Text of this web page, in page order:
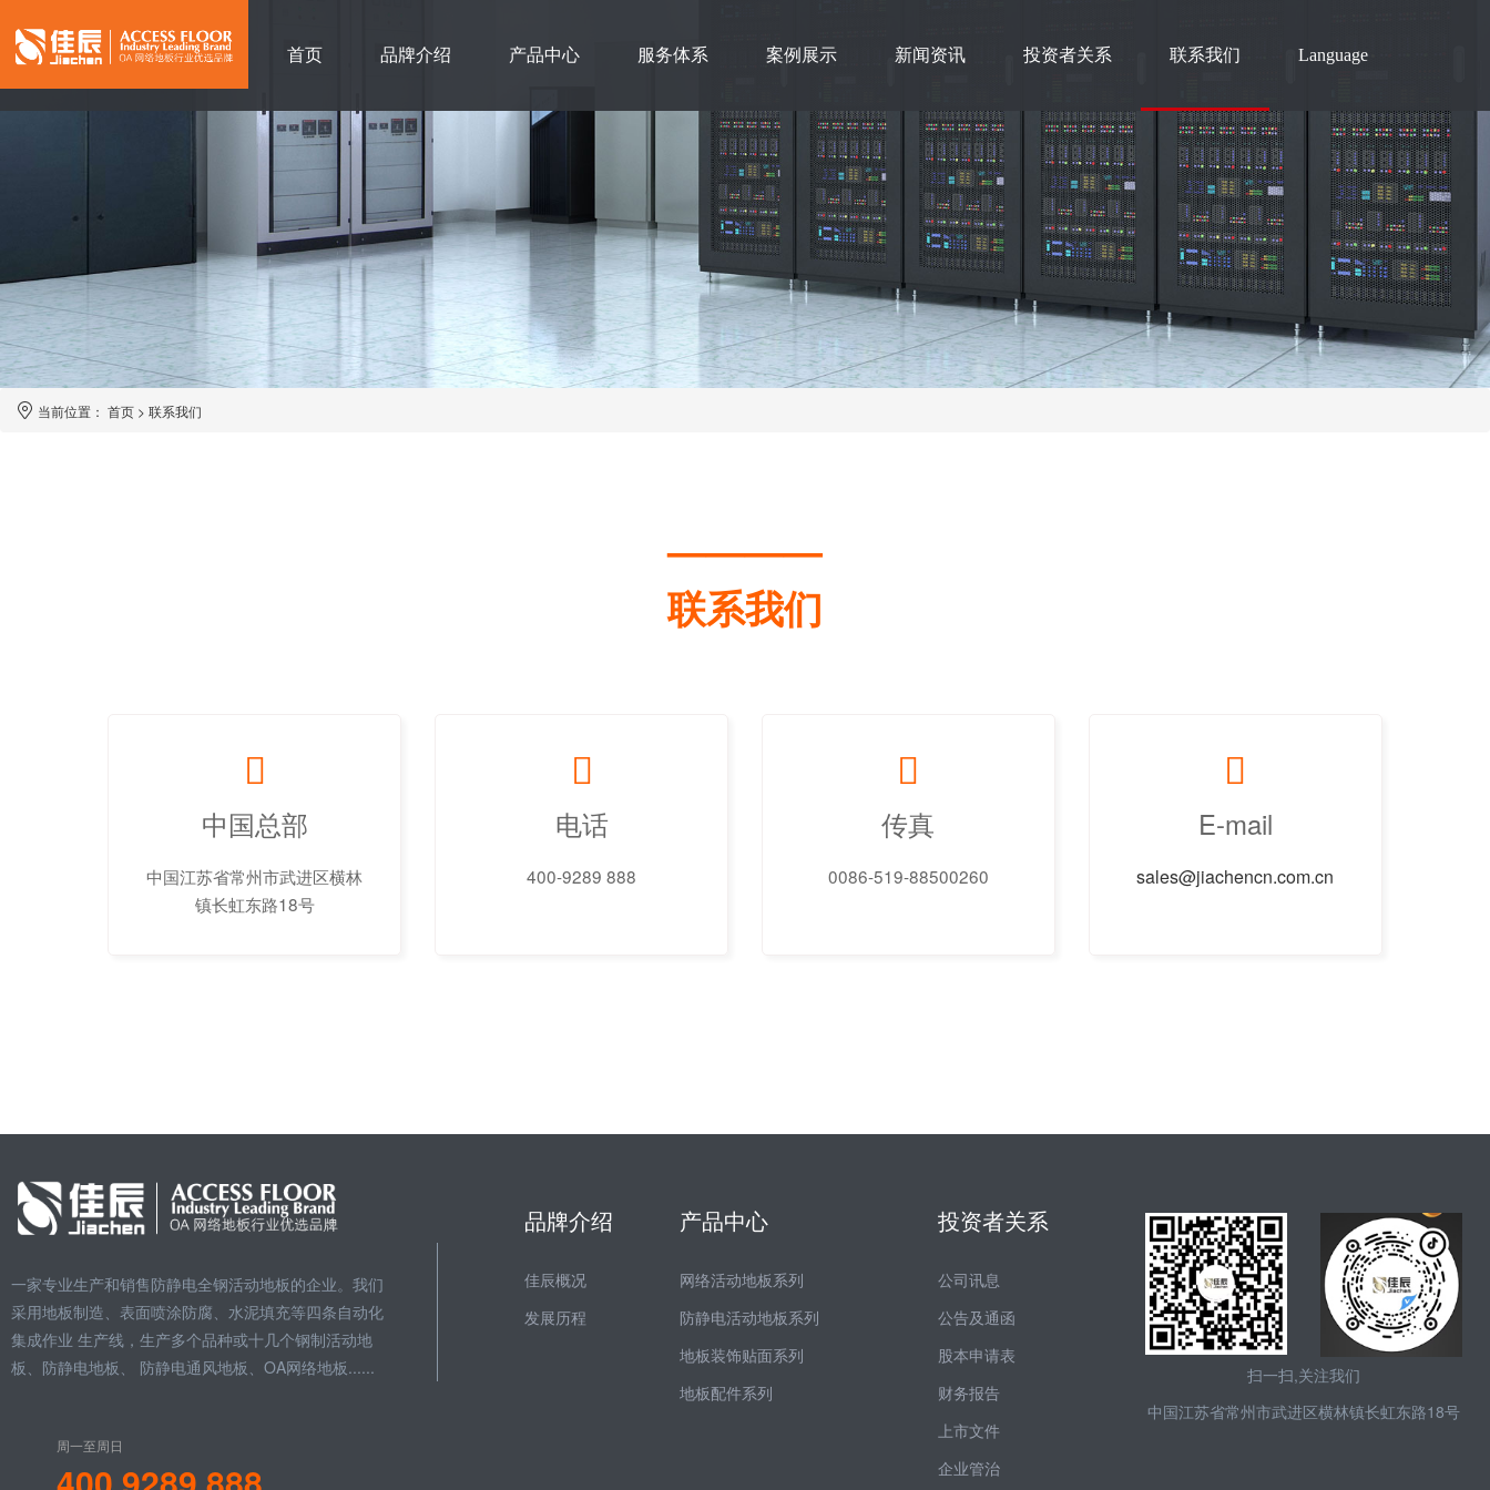
首页 品牌介绍 产品中心 服务体系 案例展示 新闻资讯 投资者关系 联系我们 Language
当前位置： 首页 > 联系我们
————
联系我们
中国总部
中国江苏省常州市武进区横林
镇长虹东路18号
电话
400-9289 888
传真
0086-519-88500260
E-mail
sales@jiachencn.com.cn
一家专业生产和销售防静电全钢活动地板的企业。我们
采用地板制造、表面喷涂防腐、水泥填充等四条自动化
集成作业 生产线，生产多个品种或十几个钢制活动地
板、防静电地板、 防静电通风地板、OA网络地板......
周一至周日
品牌介绍
佳辰概况
发展历程
产品中心
网络活动地板系列
防静电活动地板系列
地板装饰贴面系列
地板配件系列
投资者关系
公司讯息
公告及通函
股本申请表
财务报告
上市文件
企业管治
扫一扫,关注我们
中国江苏省常州市武进区横林镇长虹东路18号